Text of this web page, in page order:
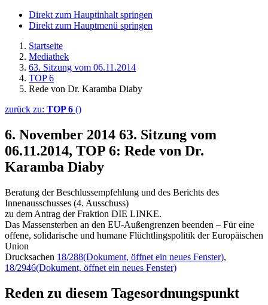
Direkt zum Hauptinhalt springen
Direkt zum Hauptmenü springen
Startseite
Mediathek
63. Sitzung vom 06.11.2014
TOP 6
Rede von Dr. Karamba Diaby
zurück zu: TOP 6 ()
6. November 2014 63. Sitzung vom
06.11.2014, TOP 6: Rede von Dr.
Karamba Diaby
Beratung der Beschlussempfehlung und des Berichts des
Innenausschusses (4. Ausschuss)
zu dem Antrag der Fraktion DIE LINKE.
Das Massensterben an den EU-Außengrenzen beenden – Für eine
offene, solidarische und humane Flüchtlingspolitik der Europäischen
Union
Drucksachen 18/288(Dokument, öffnet ein neues Fenster),
18/2946(Dokument, öffnet ein neues Fenster)
Reden zu diesem Tagesordnungspunkt